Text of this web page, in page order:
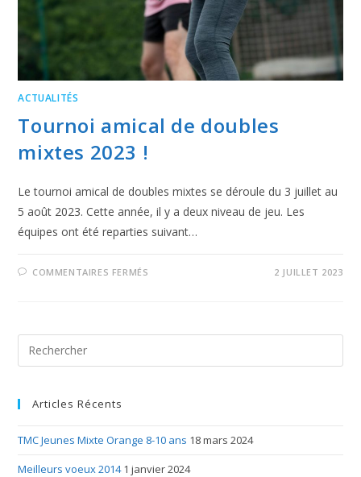
ACTUALITÉS
Tournoi amical de doubles
mixtes 2023 !
Le tournoi amical de doubles mixtes se déroule du 3 juillet au
5 août 2023. Cette année, il y a deux niveau de jeu. Les
équipes ont été reparties suivant…
COMMENTAIRES FERMÉS 2 JUILLET 2023
Articles Récents
TMC Jeunes Mixte Orange 8-10 ans 18 mars 2024
Meilleurs voeux 20141 janvier 2024